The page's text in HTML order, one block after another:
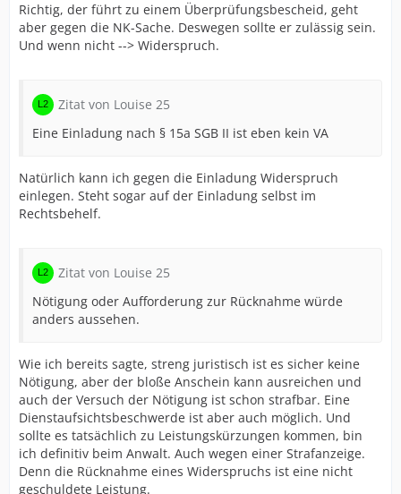
Richtig, der führt zu einem Überprüfungsbescheid, geht
aber gegen die NK-Sache. Deswegen sollte er zulässig sein.
Und wenn nicht --> Widerspruch.
Zitat von Louise 25
Eine Einladung nach § 15a SGB II ist eben kein VA
Natürlich kann ich gegen die Einladung Widerspruch
einlegen. Steht sogar auf der Einladung selbst im
Rechtsbehelf.
Zitat von Louise 25
Nötigung oder Aufforderung zur Rücknahme würde
anders aussehen.
Wie ich bereits sagte, streng juristisch ist es sicher keine
Nötigung, aber der bloße Anschein kann ausreichen und
auch der Versuch der Nötigung ist schon strafbar. Eine
Dienstaufsichtsbeschwerde ist aber auch möglich. Und
sollte es tatsächlich zu Leistungskürzungen kommen, bin
ich definitiv beim Anwalt. Auch wegen einer Strafanzeige.
Denn die Rücknahme eines Widerspruchs ist eine nicht
geschuldete Leistung.